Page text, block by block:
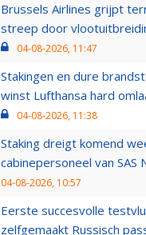
Brussels Airlines grijpt
streep door
04-08-2026, 11:47
Stakingen en dure
winst Lufthansa hard
04-08-2026, 11:38
Staking dreigt komend
cabinepersoneel van SAS
04-08-2026, 10:57
Eerste succesvolle
zelfgemaakt Russisch